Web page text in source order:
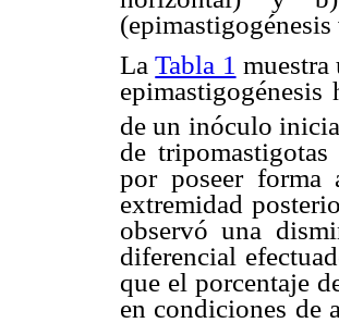
LaTabla 1 muestra
de un inóculo
de
por poseer forma
extremidad
observó una
diferencial
que el porcentaje
en condiciones de